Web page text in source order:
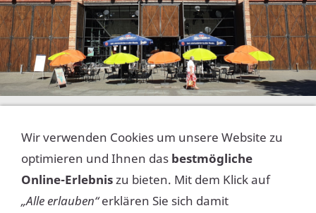
Kostenlos
Wir verwenden Cookies um unsere Website zu
optimieren und Ihnen das bestmögliche
Online-Erlebniszu bieten. Mit dem Klick auf
„Alle erlauben“erklären Sie sich damit